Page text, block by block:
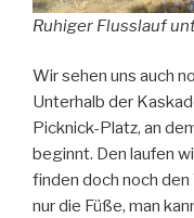
Ruhiger Flusslauf
Wir sehen uns auch
Unterhalb der
Picknick-Platz, an
beginnt. Den laufen
finden doch noch den
nur die Füße, man